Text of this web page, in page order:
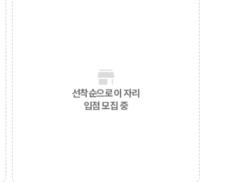
선착순으로 이 자리
입점 모집 중